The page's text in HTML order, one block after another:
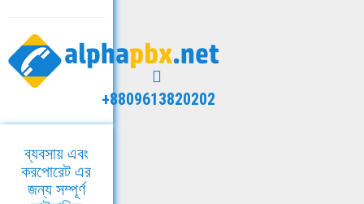
+8809613820202
ব্যবসায় এবং
করপোরেট এর
জন্য সম্পূর্ণ